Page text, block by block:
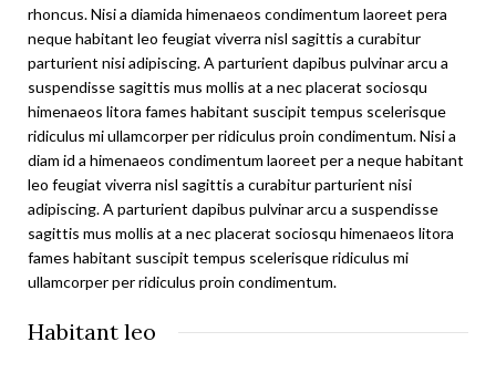
rhoncus. Nisi a diamida himenaeos condimentum laoreet pera
neque habitant leo feugiat viverra nisl sagittis a curabitur
parturient nisi adipiscing. A parturient dapibus pulvinar arcu a
suspendisse sagittis mus mollis at a nec placerat sociosqu
himenaeos litora fames habitant suscipit tempus scelerisque
ridiculus mi ullamcorper per ridiculus proin condimentum. Nisi a
diam id a himenaeos condimentum laoreet per a neque habitant
leo feugiat viverra nisl sagittis a curabitur parturient nisi
adipiscing. A parturient dapibus pulvinar arcu a suspendisse
sagittis mus mollis at a nec placerat sociosqu himenaeos litora
fames habitant suscipit tempus scelerisque ridiculus mi
ullamcorper per ridiculus proin condimentum.
Habitant leo